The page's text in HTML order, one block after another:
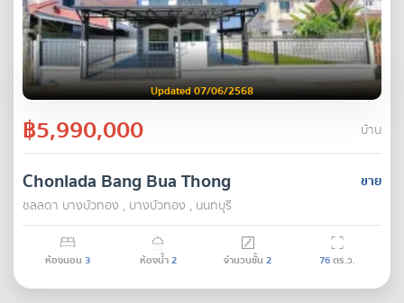
Updated 07/06/2568
฿5,990,000 บ้าน
ขาย
Chonlada Bang Bua Thong
ชลลดา บางบัวทอง , บางบัวทอง , นนทบุรี
ห้องนอน 3 ห้องน้ำ2 จำนวนชั้น 2 76ตร.ว.